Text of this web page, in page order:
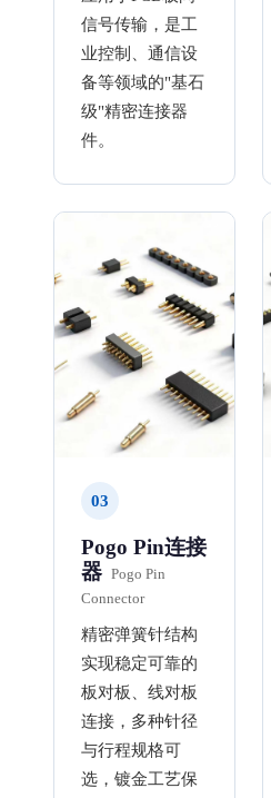
信号传输，是工
业控制、通信设
备等领域的"基石
级"精密连接器
件。
03
Pogo Pin连接
器 Pogo Pin
Connector
精密弹簧针结构
实现稳定可靠的
板对板、线对板
连接，多种针径
与行程规格可
选，镀金工艺保